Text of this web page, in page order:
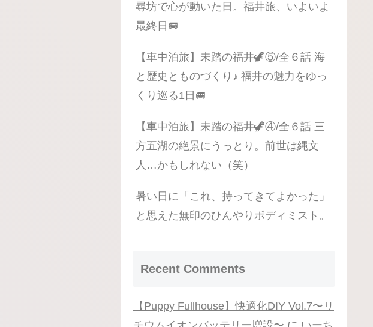
尋坊で心が動いた日。福井旅、いよいよ
最終日🚐
【車中泊旅】未踏の福井🦖⑤/全６話 海
と歴史とものづくり♪ 福井の魅力をゆっ
くり巡る1日🚐
【車中泊旅】未踏の福井🦖④/全６話 三
方五湖の絶景にうっとり。前世は縄文
人…かもしれない（笑）
暑い日に「これ、持ってきてよかった」
と思えた無印のひんやりボディミスト。
Recent Comments
【Puppy Fullhouse】快適化DIY Vol.7〜リ